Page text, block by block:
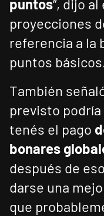
puntos”, dijo
proyecciones
referencia a la
puntos
También
previsto podría
tenés el pago
bonares
después de
darse una
que